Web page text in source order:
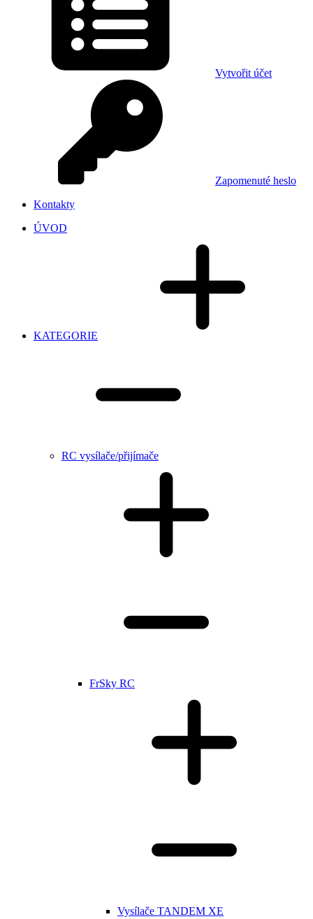
Vytvořit účet
Zapomenuté heslo
Kontakty
ÚVOD
KATEGORIE
RC vysílače/přijímače
FrSky RC
Vysílače TANDEM XE